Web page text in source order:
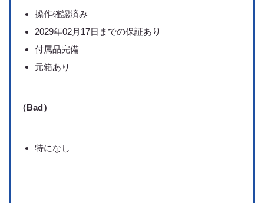
操作確認済み
2029年02月17日までの保証あり
付属品完備
元箱あり
（Bad）
特になし